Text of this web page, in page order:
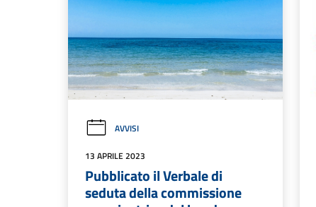
AVVISI
13 APRILE 2023
Pubblicato il Verbale di
seduta della commissione